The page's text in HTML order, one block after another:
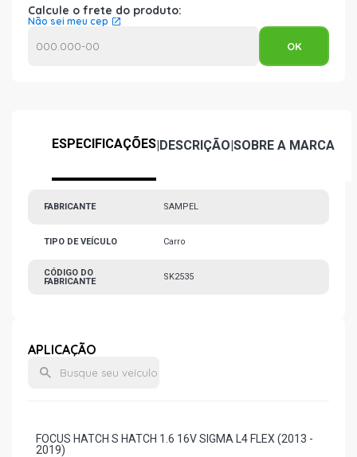
Calcule o frete do produto:
Não sei meu cep
ESPECIFICAÇÕES|DESCRIÇÃO|SOBRE A MARCA
FABRICANTE SAMPEL
TIPO DE VEÍCULO Carro
CÓDIGO DO
FABRICANTE
SK2535
APLICAÇÃO
FOCUS HATCH S HATCH 1.6 16V SIGMA L4 FLEX (2013 -
2019)